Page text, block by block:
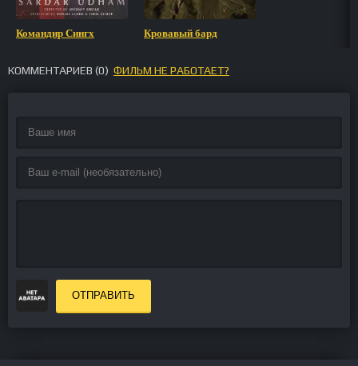
Командир Сингх Кровавый бард
КОММЕНТАРИЕВ (0) ФИЛЬМ НЕ РАБОТАЕТ?
ОТПРАВИТЬ